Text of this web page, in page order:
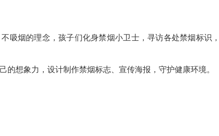
吸烟的理念，孩子们化身禁烟小卫士，寻访各处禁烟标识
的想象力，设计制作禁烟标志、宣传海报，守护健康环境。